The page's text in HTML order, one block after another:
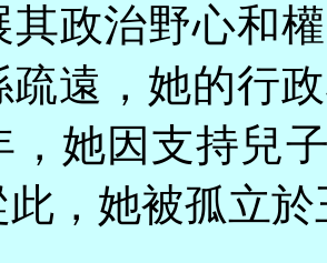
其政治野心和
疏遠，她的行
，她因支持兒
，她被孤立